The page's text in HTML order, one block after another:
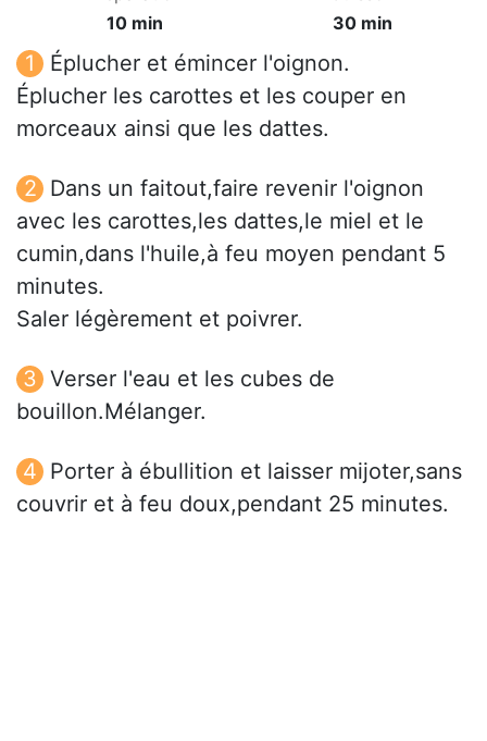
10 min
30 min
Éplucher et émincer l'oignon.
Éplucher les carottes et les couper en
morceaux ainsi que les dattes.
Dans un faitout,faire revenir l'oignon
avec les carottes,les dattes,le miel et le
cumin,dans l'huile,à feu moyen pendant 5
minutes.
Saler légèrement et poivrer.
Verser l'eau et les cubes de
bouillon.Mélanger.
Porter à ébullition et laisser mijoter,sans
couvrir et à feu doux,pendant 25 minutes.